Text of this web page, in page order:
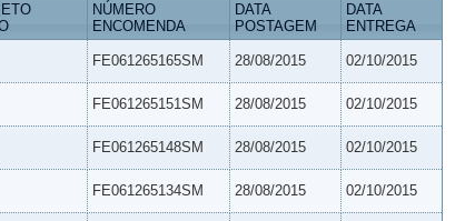
NÚMERO
ENCOMENDA
DATA
POSTAGEM
DATA
ENTREGA
FE061265165SM 28/08/2015 02/10/2015
FE061265151SM 28/08/2015 02/10/2015
FE061265148SM 28/08/2015 02/10/2015
FE061265134SM 28/08/2015 02/10/2015